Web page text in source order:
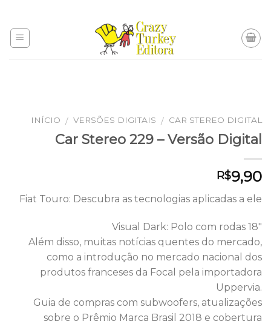
content
INÍCIO / VERSÕES DIGITAIS / CAR STEREO DIGITAL
Car Stereo 229 – Versão Digital
R$9,90
Fiat Touro: Descubra as tecnologias aplicadas a ele
Visual Dark: Polo com rodas 18″
Além disso, muitas notícias quentes do mercado,
como a introdução no mercado nacional dos
produtos franceses da Focal pela importadora
Uppervia.
Guia de compras com subwoofers, atualizações
sobre o Prêmio Marca Brasil 2018 e cobertura